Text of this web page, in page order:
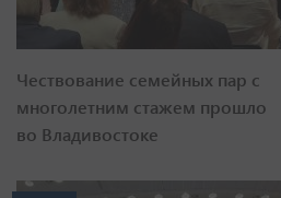
Чествование семейных пар с
многолетним стажем прошло
во Владивостоке